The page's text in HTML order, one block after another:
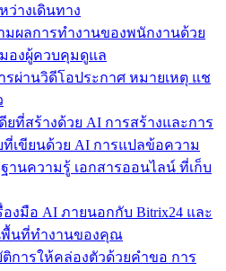
ว่างเดินทาง
มผลการทำงานของพนักงานด้วย
องผู้ควบคุมดูแล
รผ่านวิดีโอประกาศ หมายเหตุ แช
ยที่สร้างด้วย AI การสร้างและการ
เขียนด้วย AI การแปลข้อความ
านความรู้ เอกสารออนไลน์ ที่เก็บ
องมือ AI ภายนอกกับ Bitrix24 และ
พื้นที่ทำงานของคุณ
การให้คล่องตัวด้วยคำขอ การ